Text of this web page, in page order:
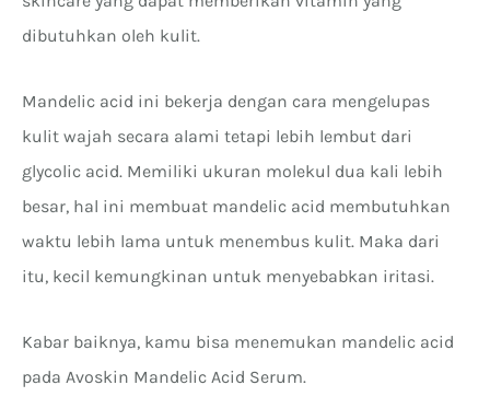
dibutuhkan oleh kulit.
Mandelic acid ini bekerja dengan cara mengelupas
kulit wajah secara alami tetapi lebih lembut dari
glycolic acid. Memiliki ukuran molekul dua kali lebih
besar, hal ini membuat mandelic acid membutuhkan
waktu lebih lama untuk menembus kulit. Maka dari
itu, kecil kemungkinan untuk menyebabkan iritasi.
Kabar baiknya, kamu bisa menemukan mandelic acid
pada Avoskin Mandelic Acid Serum.